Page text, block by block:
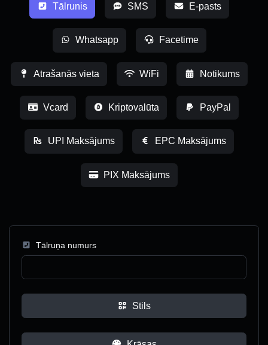
Tālrunis SMS E-pasts
Whatsapp Facetime
Atrašanās vieta WiFi Notikums
Vcard Kriptovalūta PayPal
UPI Maksājums EPC Maksājums
PIX Maksājums
Tālruņa numurs
Stils